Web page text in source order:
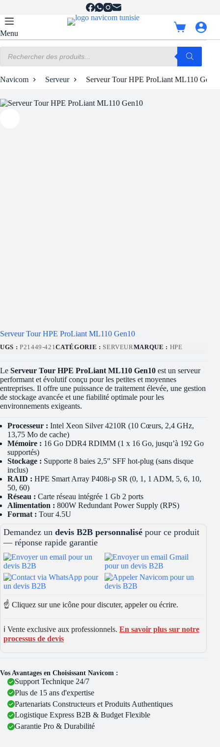
contenu
Menu
Panier
d’achat
produits
Navicom Serveur Serveur Tour HPE ProLiant ML110
Serveur Tour HPE ProLiant ML110 Gen10
UGS : P21449-421CATÉGORIE : SERVEURMARQUE : HPE
Le Serveur Tour HPE ProLiant ML110 Gen10 est un serveur
performant et évolutif conçu pour les petites et moyennes
entreprises. Il offre une puissance de traitement élevée, une gestion
de stockage avancée et une fiabilité optimale pour les
environnements exigeants.
Processeur : Intel Xeon Silver 4210R (10 Cœurs, 2,4 GHz,
13,75 Mo de cache)
Mémoire : 16 Go DDR4 RDIMM (1 x 16 Go, jusqu’à 192 Go
supportés)
Stockage : Supporte 8 baies 2,5″ SFF hot-plug (sans disque
inclus)
RAID : HPE Smart Array P408i-p SR (0, 1, 1 ADM, 5, 6, 10,
50, 60)
Réseau : Carte réseau intégrée 1 Gb 2 ports
Alimentation : 800W Redundant Power Supply (RPS)
Format : Tour 4.5U
Demandez un devis B2B personnalisé pour ce produit
— réponse rapide garantie
☝️ Cliquez sur une icône pour discuter, appeler ou écrire.
ℹ️ Vente exclusive aux professionnels. En savoir plus sur notre
processus de devis
Vos Avantages en Choisissant Navicom :
Support Technique 24/7
Plus de 15 ans d'expertise
Partenariats Constructeurs et Produits Authentiques
Logistique Express B2B & Budget Flexible
Garantie Pro & Durabilité